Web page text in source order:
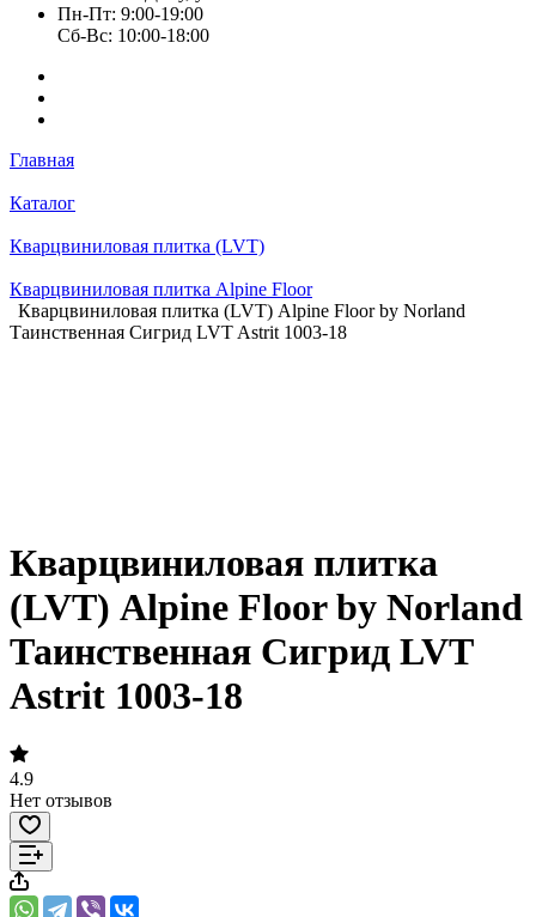
Пн-Пт: 9:00-19:00
Cб-Вс: 10:00-18:00
Главная
Каталог
Кварцвиниловая плитка (LVT)
Кварцвиниловая плитка Alpine Floor
Кварцвиниловая плитка (LVT) Alpine Floor by Norland
Таинственная Сигрид LVT Astrit 1003-18
Кварцвиниловая плитка
(LVT) Alpine Floor by Norland
Таинственная Сигрид LVT
Astrit 1003-18
4.9
Нет отзывов